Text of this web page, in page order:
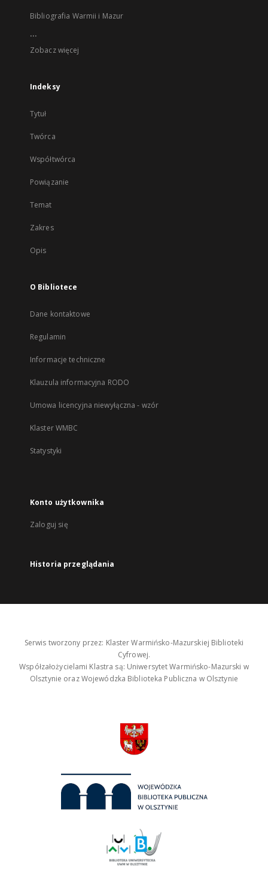
Bibliografia Warmii i Mazur
...
Zobacz więcej
Indeksy
Tytuł
Twórca
Współtwórca
Powiązanie
Temat
Zakres
Opis
O Bibliotece
Dane kontaktowe
Regulamin
Informacje techniczne
Klauzula informacyjna RODO
Umowa licencyjna niewyłączna - wzór
Klaster WMBC
Statystyki
Konto użytkownika
Zaloguj się
Historia przeglądania
Serwis tworzony przez: Klaster Warmińsko-Mazurskiej Biblioteki
Cyfrowej.
Współzałożycielami Klastra są: Uniwersytet Warmińsko-Mazurski w
Olsztynie oraz Wojewódzka Biblioteka Publiczna w Olsztynie